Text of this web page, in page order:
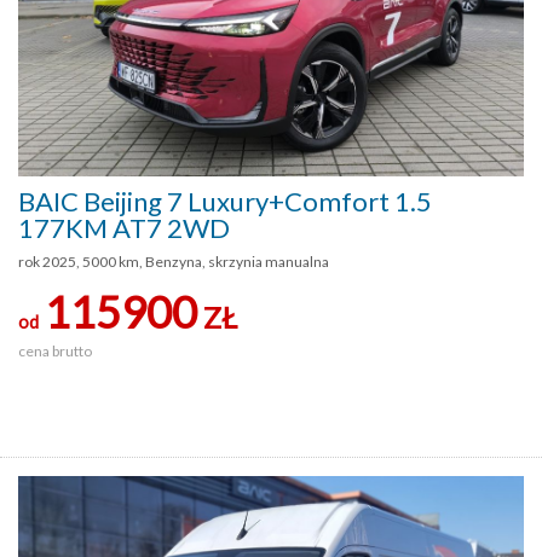
BAIC Beijing 7 Luxury+Comfort 1.5
177KM AT7 2WD
rok 2025, 5000 km, Benzyna, skrzynia manualna
od 115900ZŁ
cena brutto